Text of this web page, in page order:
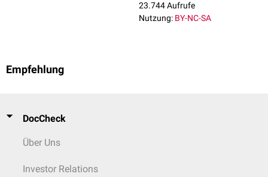
23.744 Aufrufe
Nutzung: BY-NC-SA
Empfehlung
DocCheck
Über Uns
Investor Relations